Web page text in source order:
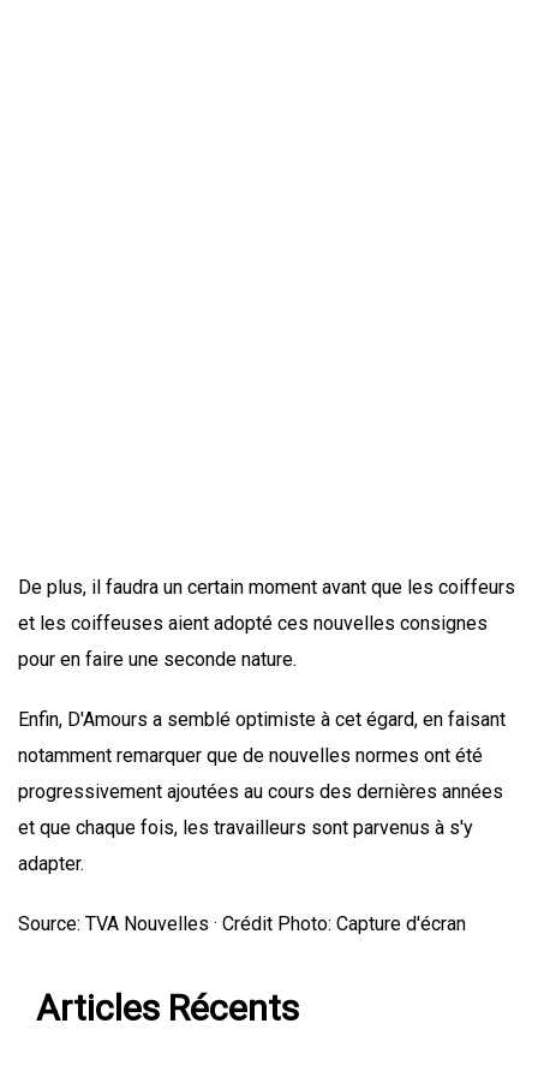
De plus, il faudra un certain moment avant que les coiffeurs
et les coiffeuses aient adopté ces nouvelles consignes
pour en faire une seconde nature.
Enfin, D'Amours a semblé optimiste à cet égard, en faisant
notamment remarquer que de nouvelles normes ont été
progressivement ajoutées au cours des dernières années
et que chaque fois, les travailleurs sont parvenus à s'y
adapter.
Source: TVA Nouvelles · Crédit Photo: Capture d'écran
Articles Récents